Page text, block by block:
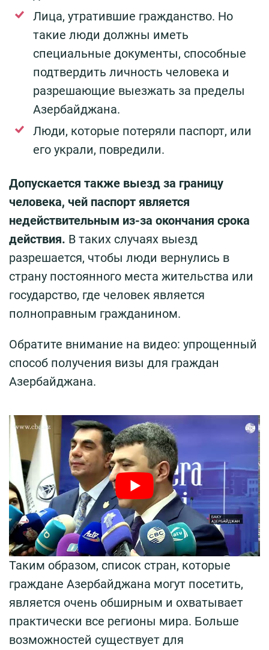
Лица, утратившие гражданство. Но
такие люди должны иметь
специальные документы, способные
подтвердить личность человека и
разрешающие выезжать за пределы
Азербайджана.
Люди, которые потеряли паспорт, или
его украли, повредили.
Допускается также выезд за границу
человека, чей паспорт является
недействительным из-за окончания срока
действия. В таких случаях выезд
разрешается, чтобы люди вернулись в
страну постоянного места жительства или
государство, где человек является
полноправным гражданином.
Обратите внимание на видео: упрощенный
способ получения визы для граждан
Азербайджана.
Таким образом, список стран, которые
граждане Азербайджана могут посетить,
является очень обширным и охватывает
практически все регионы мира. Больше
возможностей существует для